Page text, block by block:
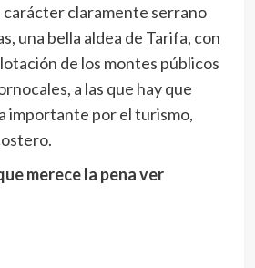
carácter claramente serrano
una bella aldea de Tarifa, con
de los montes públicos
a las que hay que
importante por el turismo,
merece la pena ver